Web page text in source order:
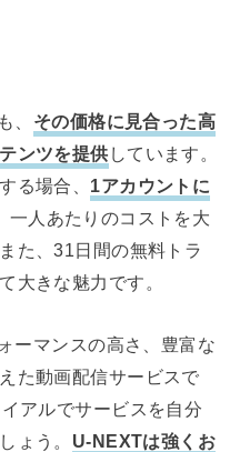
、 その価格に見合った高
ンツを提供 しています。
る場合、 1アカウントに
一人あたりのコストを大
た、31日間の無料トラ
大きな魅力です。
ーマンスの高さ、豊富な
た動画配信サービスで
アルでサービスを自分
ょう。 U-NEXTは強くお